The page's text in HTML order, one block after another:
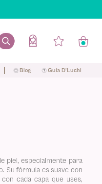
Blog Guía D'Luchi
piel, especialmente para
Su fórmula es suave con
cada capa que uses,